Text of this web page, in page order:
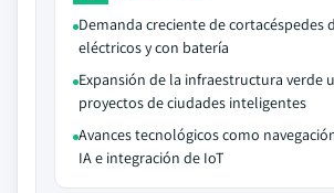
Demanda creciente de cortacéspedes
eléctricos y con batería
Expansión de la infraestructura verde
proyectos de ciudades inteligentes
Avances tecnológicos como
IA e integración de IoT